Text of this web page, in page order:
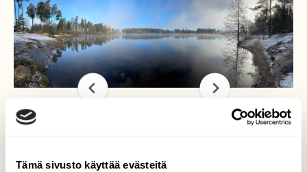
Tämä sivusto käyttää evästeitä
Aamu valkenee